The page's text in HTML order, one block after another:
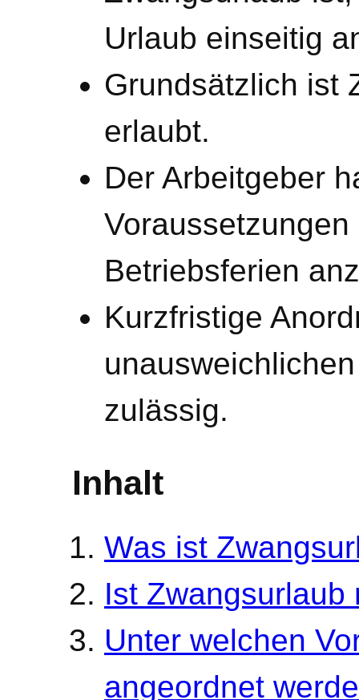
Urlaub einseitig
Grundsätzlich ist
erlaubt.
Der Arbeitgeber
Betriebsferien
Kurzfristige
zulässig.
Inhalt
Was ist
Ist Zwangsurlaub
Unter welchen
angeordnet